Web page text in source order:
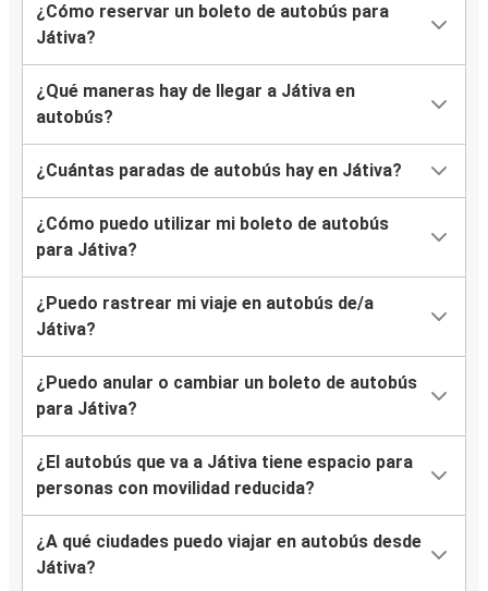
¿Cómo reservar un boleto de autobús para
Játiva?
¿Qué maneras hay de llegar a Játiva en
autobús?
¿Cuántas paradas de autobús hay en Játiva?
¿Cómo puedo utilizar mi boleto de autobús
para Játiva?
¿Puedo rastrear mi viaje en autobús de/a
Játiva?
¿Puedo anular o cambiar un boleto de autobús
para Játiva?
¿El autobús que va a Játiva tiene espacio para
personas con movilidad reducida?
¿A qué ciudades puedo viajar en autobús desde
Játiva?